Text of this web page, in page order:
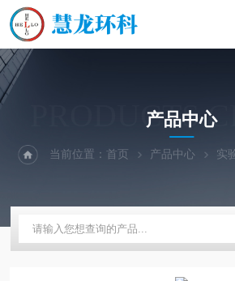
PRODUCTS
产品中心
当前位置：首页 产品中心 实